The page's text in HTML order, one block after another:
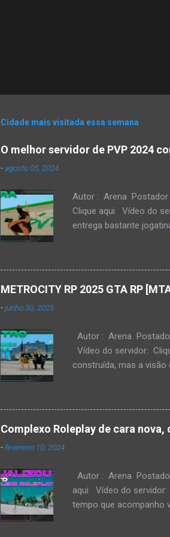
Cidade mais visitada essa semana
O melhor servidor de PVP 2024
-agosto 05, 2024
Autor : Arena Postador
Clique aqui Vídeo do
entrega bastante
é notável alguns
acredito que uma
já está atualmente e
entrar e conhecer a
METROCITY RP 2025 GTA RP
-junho 30, 2025
Autor : Arena
Vídeo do servidor:
construída, mas a
Complexo Roleplay de cara nova,
- fevereiro 10, 2024
Autor : Arena
aqui Vídeo do servidor:
tempo que acompanho